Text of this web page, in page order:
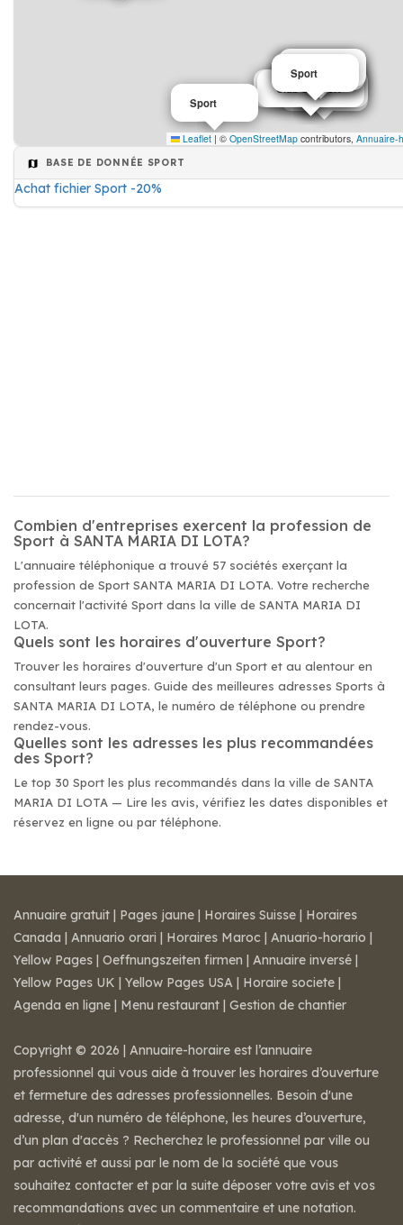
Sport
Sport
Sport nautique
Club de sport
Sport
Sport
Sport
Sport
Sport
Sport
Leaflet | © OpenStreetMap contributors, Annuaire-
BASE DE DONNÉE SPORT
Achat fichier Sport -20%
Combien d'entreprises exercent la profession de
Sport à SANTA MARIA DI LOTA?
L'annuaire téléphonique a trouvé 57 sociétés exerçant la
profession de Sport SANTA MARIA DI LOTA. Votre recherche
concernait l'activité Sport dans la ville de SANTA MARIA DI
LOTA.
Quels sont les horaires d'ouverture Sport?
Trouver les horaires d'ouverture d'un Sport et au alentour en
consultant leurs pages. Guide des meilleures adresses Sports à
SANTA MARIA DI LOTA, le numéro de téléphone ou prendre
rendez-vous.
Quelles sont les adresses les plus recommandées
des Sport?
Le top 30 Sport les plus recommandés dans la ville de SANTA
MARIA DI LOTA — Lire les avis, vérifiez les dates disponibles et
réservez en ligne ou par téléphone.
Annuaire gratuit | Pages jaune | Horaires Suisse | Horaires
Canada | Annuario orari | Horaires Maroc | Anuario-horario |
Yellow Pages | Oeffnungszeiten firmen | Annuaire inversé |
Yellow Pages UK | Yellow Pages USA | Horaire societe |
Agenda en ligne | Menu restaurant | Gestion de chantier
Copyright © 2026 | Annuaire-horaire est l’annuaire
professionnel qui vous aide à trouver les horaires d’ouverture
et fermeture des adresses professionnelles. Besoin d'une
adresse, d'un numéro de téléphone, les heures d’ouverture,
d’un plan d'accès ? Recherchez le professionnel par ville ou
par activité et aussi par le nom de la société que vous
souhaitez contacter et par la suite déposer votre avis et vos
recommandations avec un commentaire et une notation.